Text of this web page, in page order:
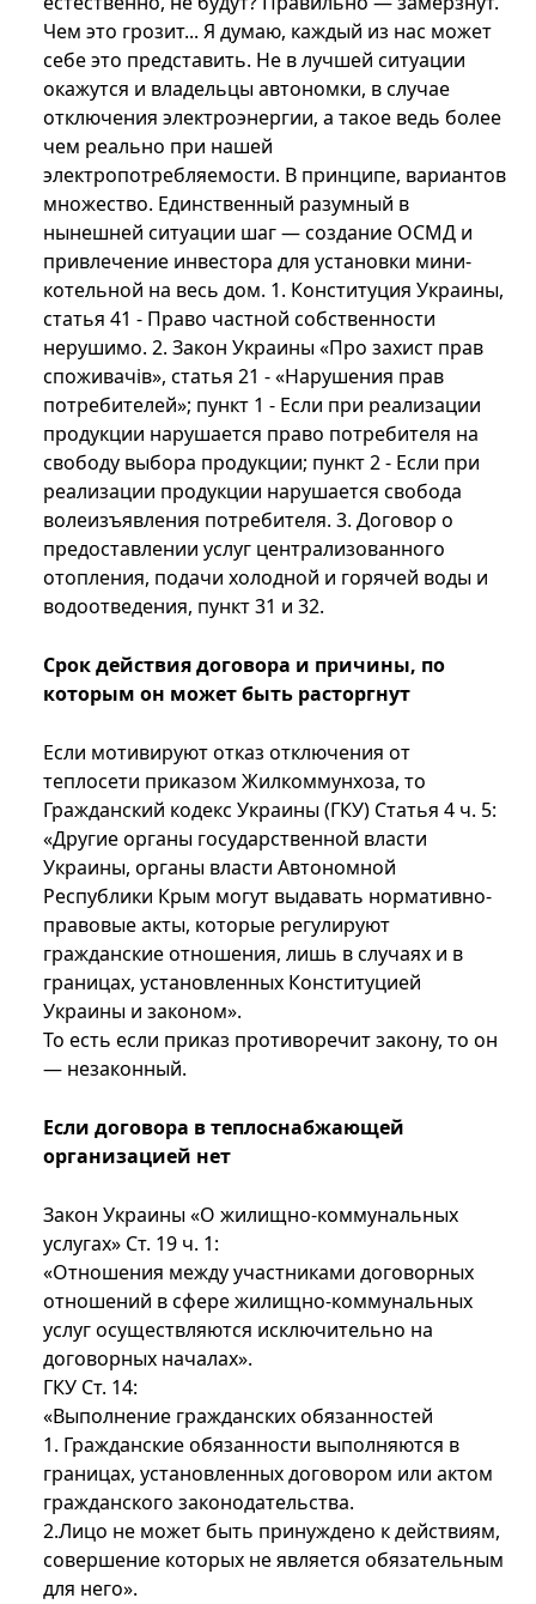
Чем это грозит... Я думаю, каждый из нас может
себе это представить. Не в лучшей ситуации
окажутся и владельцы автономки, в случае
отключения электроэнергии, а такое ведь более
чем реально при нашей
электропотребляемости. В принципе, вариантов
множество. Единственный разумный в
нынешней ситуации шаг — создание ОСМД и
привлечение инвестора для установки мини-
котельной на весь дом. 1. Конституция Украины,
статья 41 - Право частной собственности
нерушимо. 2. Закон Украины «Про захист прав
споживачів», статья 21 - «Нарушения прав
потребителей»; пункт 1 - Если при реализации
продукции нарушается право потребителя на
свободу выбора продукции; пункт 2 - Если при
реализации продукции нарушается свобода
волеизъявления потребителя. 3. Договор о
предоставлении услуг централизованного
отопления, подачи холодной и горячей воды и
водоотведения, пункт 31 и 32.
Срок действия договора и причины, по
которым он может быть расторгнут
Если мотивируют отказ отключения от
теплосети приказом Жилкоммунхоза, то
Гражданский кодекс Украины (ГКУ) Статья 4 ч. 5:
«Другие органы государственной власти
Украины, органы власти Автономной
Республики Крым могут выдавать нормативно-
правовые акты, которые регулируют
гражданские отношения, лишь в случаях и в
границах, установленных Конституцией
Украины и законом».
То есть если приказ противоречит закону, то он
— незаконный.
Если договора в теплоснабжающей
организацией нет
Закон Украины «О жилищно-коммунальных
услугах» Ст. 19 ч. 1:
«Отношения между участниками договорных
отношений в сфере жилищно-коммунальных
услуг осуществляются исключительно на
договорных началах».
ГКУ Ст. 14:
«Выполнение гражданских обязанностей
1. Гражданские обязанности выполняются в
границах, установленных договором или актом
гражданского законодательства.
2.Лицо не может быть принуждено к действиям,
совершение которых не является обязательным
для него».